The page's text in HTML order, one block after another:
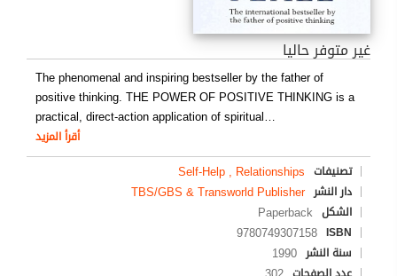
غير متوفر حاليا
The phenomenal and inspiring bestseller by the father of
positive thinking. THE POWER OF POSITIVE THINKING is a
practical, direct-action application of spiritual…
أقرأ المزيد
تصنيفات Self-Help , Relationships
دار النشر TBS/GBS & Transworld Publisher
الشكل Paperback
ISBN
9780749307158
سنة النشر 1990